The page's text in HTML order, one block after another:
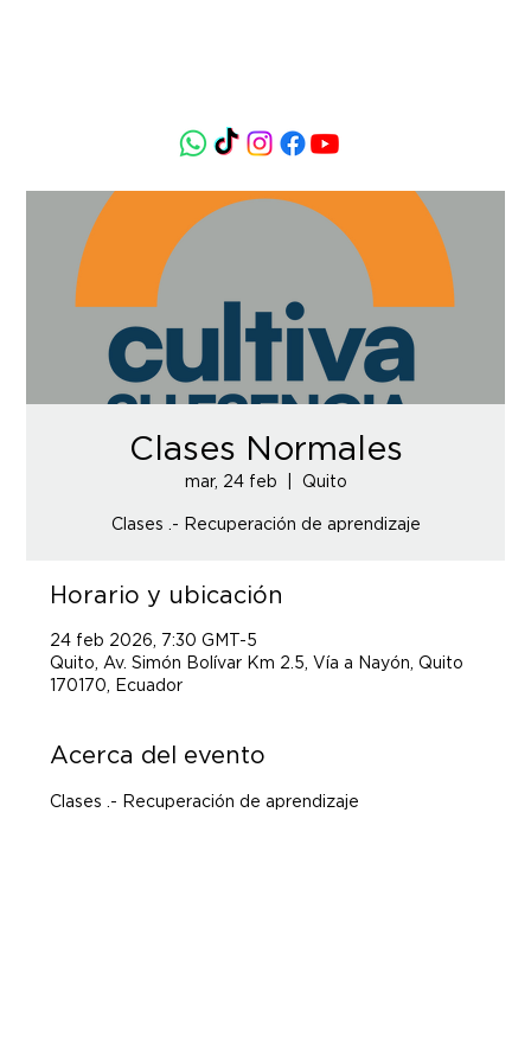
Clases Normales
mar, 24 feb Quito
Clases .- Recuperación de aprendizaje
Horario y ubicación
24 feb 2026, 7:30 GMT-5
Quito, Av. Simón Bolívar Km 2.5, Vía a Nayón, Quito
170170, Ecuador
Acerca del evento
Clases .- Recuperación de aprendizaje